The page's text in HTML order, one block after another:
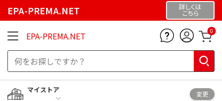
EPA-PREMA.NET 詳しくは
こちら
EPA-PREMA.NET 0
マイストア
変更